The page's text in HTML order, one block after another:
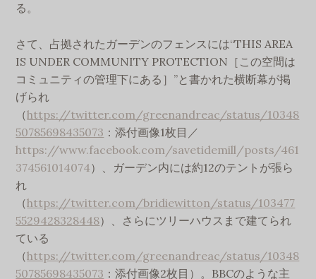
る。
さて、占拠されたガーデンのフェンスには“THIS AREA
IS UNDER COMMUNITY PROTECTION［この空間は
コミュニティの管理下にある］”と書かれた横断幕が掲
げられ
（https://twitter.com/greenandreac/status/10348
50785698435073 ：添付画像1枚目／
https://www.facebook.com/savetidemill/posts/461
374561014074）、ガーデン内には約12のテントが張ら
れ
（https://twitter.com/bridiewitton/status/103477
5529428328448）、さらにツリーハウスまで建てられ
ている
（https://twitter.com/greenandreac/status/10348
50785698435073 ：添付画像2枚目）。BBCのような主